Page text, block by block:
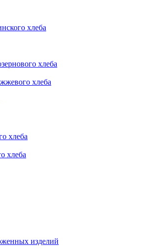
хлеба
хлеба
хлеба
хлеба
хлеба
изделий